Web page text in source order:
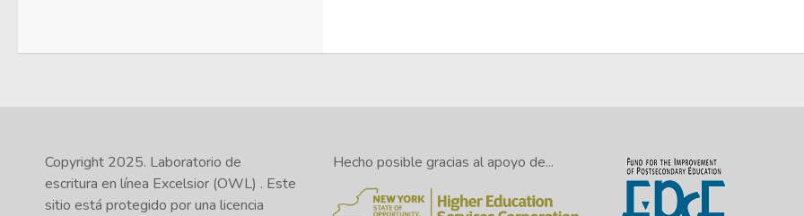
Copyright 2025. Laboratorio de
escritura en línea Excelsior (OWL) . Este
sitio está protegido por una licencia
Hecho posible gracias al apoyo de...